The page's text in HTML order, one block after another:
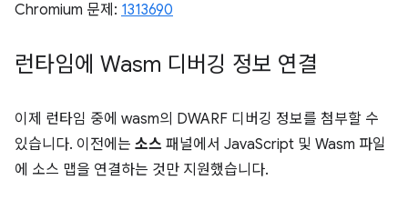
Chromium 문제: 1313690
런타임에 Wasm 디버깅 정보 연결
이제 런타임 중에 wasm의 DWARF 디버깅 정보를 첨부할 수
있습니다. 이전에는 소스 패널에서 JavaScript 및 Wasm 파일
에 소스 맵을 연결하는 것만 지원했습니다.